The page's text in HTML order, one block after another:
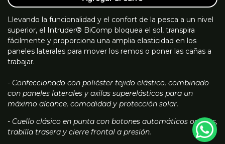
Llevando la funcionalidad y el confort de la pesca a un nivel
superior, el Intruder® BiComp bloquea el sol, transpira
fácilmente y proporciona una amplia elasticidad en los
paneles laterales para mover los remos o poner las cañas a
trabajar.
- Confeccionado con poliéster tejido elástico, combinado
con paneles laterales y axilas superelásticos para un
máximo alcance, comodidad y protección solar.
- Cuello clásico en punta con botones automáticos ocultos,
trabilla trasera y cierre frontal a presión.